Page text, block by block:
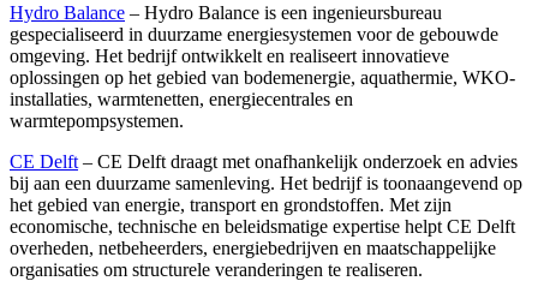
Hydro Balance – Hydro Balance is een ingenieursbureau
gespecialiseerd in duurzame energiesystemen voor de gebouwde
omgeving. Het bedrijf ontwikkelt en realiseert innovatieve
oplossingen op het gebied van bodemenergie, aquathermie, WKO-
installaties, warmtenetten, energiecentrales en
warmtepompsystemen.
CE Delft – CE Delft draagt met onafhankelijk onderzoek en advies
bij aan een duurzame samenleving. Het bedrijf is toonaangevend op
het gebied van energie, transport en grondstoffen. Met zijn
economische, technische en beleidsmatige expertise helpt CE Delft
overheden, netbeheerders, energiebedrijven en maatschappelijke
organisaties om structurele veranderingen te realiseren.